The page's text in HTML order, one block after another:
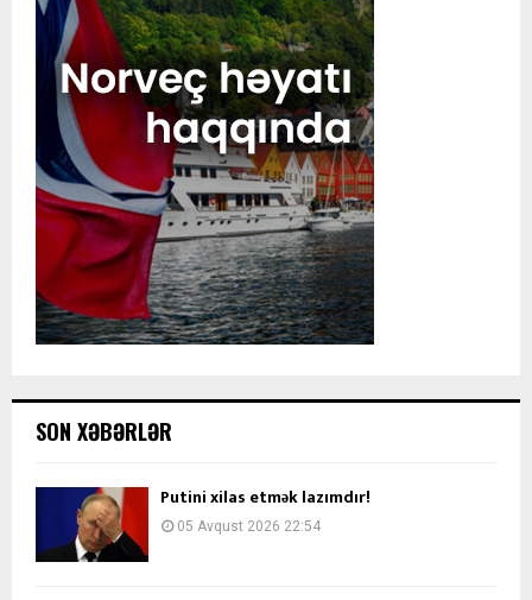
SON XƏBƏRLƏR
Putini xilas etmək lazımdır!
05 Avqust 2026 22:54